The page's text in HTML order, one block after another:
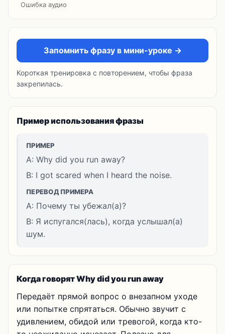
Ошибка аудио
Запомнить фразу в мини-уроке →
Короткая тренировка с повторением, чтобы фраза
закрепилась.
Пример использования фразы
ПРИМЕР
A: Why did you run away?
B: I got scared when I heard the noise.
ПЕРЕВОД ПРИМЕРА
A: Почему ты убежал(а)?
B: Я испугался(лась), когда услышал(а)
шум.
Когда говорят Why did you run away
Передаёт прямой вопрос о внезапном уходе
или попытке спрятаться. Обычно звучит с
удивлением, обидой или тревогой, когда кто-